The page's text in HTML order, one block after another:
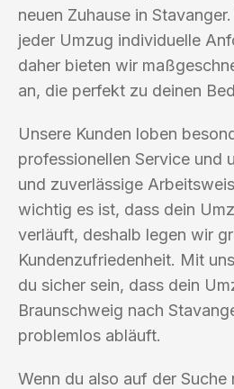
neuen Zuhause in
jeder Umzug individuelle
daher bieten wir
an, die perfekt zu deinen
Unsere Kunden loben
professionellen Service und
und zuverlässige
wichtig es ist, dass dein
verläuft, deshalb legen wir
Kundenzufriedenheit. Mit
du sicher sein, dass dein
Braunschweig nach
problemlos abläuft.
Wenn du also auf der Suche